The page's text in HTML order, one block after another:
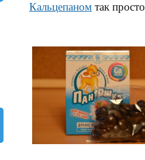
Кальцепаном так